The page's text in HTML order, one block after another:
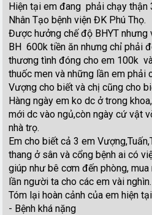
Hiện tại em đang phải chạy thận
Nhân Tạo bệnh viện ĐK Phú Thọ.
Được hưởng chế độ BHYT nhưng
BH 600k tiền ăn nhưng chỉ phải
thương tình đóng cho em 100k
thuốc men và những lần em phải
Vượng cho biết và chị cũng cho
Hàng ngày em ko dc ở trong
mới dc vào ngủ,còn ngày cứ vật
nhà trọ.
Em cho biết cả 3 em
thang ở sân và cổng bệnh ai có
giúp như bê cơm đến phòng,
lần người ta cho các em vài nghìn.
Tóm lại hoàn cảnh của em hiện
- Bệnh khá nặng